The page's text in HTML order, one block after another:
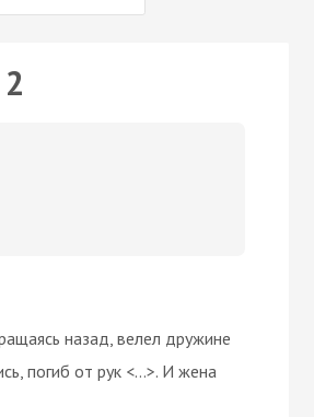
назад, велел дружине
погиб от рук <…>. И жена